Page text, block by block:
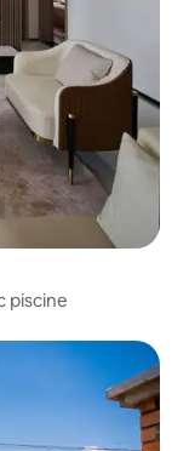
piscine